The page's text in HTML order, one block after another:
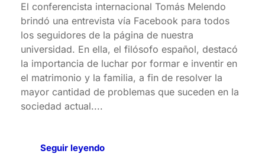
El conferencista internacional Tomás Melendo
brindó una entrevista vía Facebook para todos
los seguidores de la página de nuestra
universidad. En ella, el filósofo español, destacó
la importancia de luchar por formar e inventir en
el matrimonio y la familia, a fin de resolver la
mayor cantidad de problemas que suceden en la
sociedad actual....
Seguir leyendo